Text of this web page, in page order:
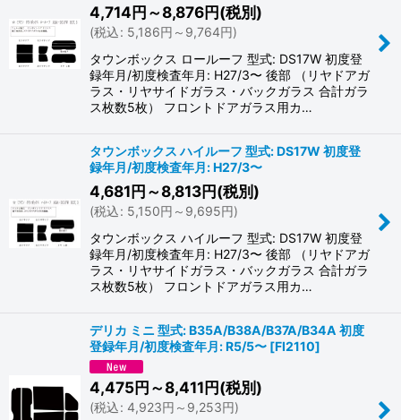
4,714円～8,876円(税別)
(税込: 5,186円 ～9,764円)
タウンボックス ロールーフ 型式: DS17W 初度登
録年月/初度検査年月: H27/3〜 後部 （リヤドアガ
ラス・リヤサイドガラス・バックガラス 合計ガラ
ス枚数5枚） フロントドアガラス用カ…
タウンボックス ハイルーフ 型式: DS17W 初度登
録年月/初度検査年月: H27/3〜
4,681円～8,813円(税別)
(税込: 5,150円 ～9,695円)
タウンボックス ハイルーフ 型式: DS17W 初度登
録年月/初度検査年月: H27/3〜 後部 （リヤドアガ
ラス・リヤサイドガラス・バックガラス 合計ガラ
ス枚数5枚） フロントドアガラス用カ…
デリカ ミニ 型式: B35A/B38A/B37A/B34A 初度
登録年月/初度検査年月: R5/5〜 [FI2110]
4,475円～8,411円(税別)
(税込: 4,923円 ～9,253円)